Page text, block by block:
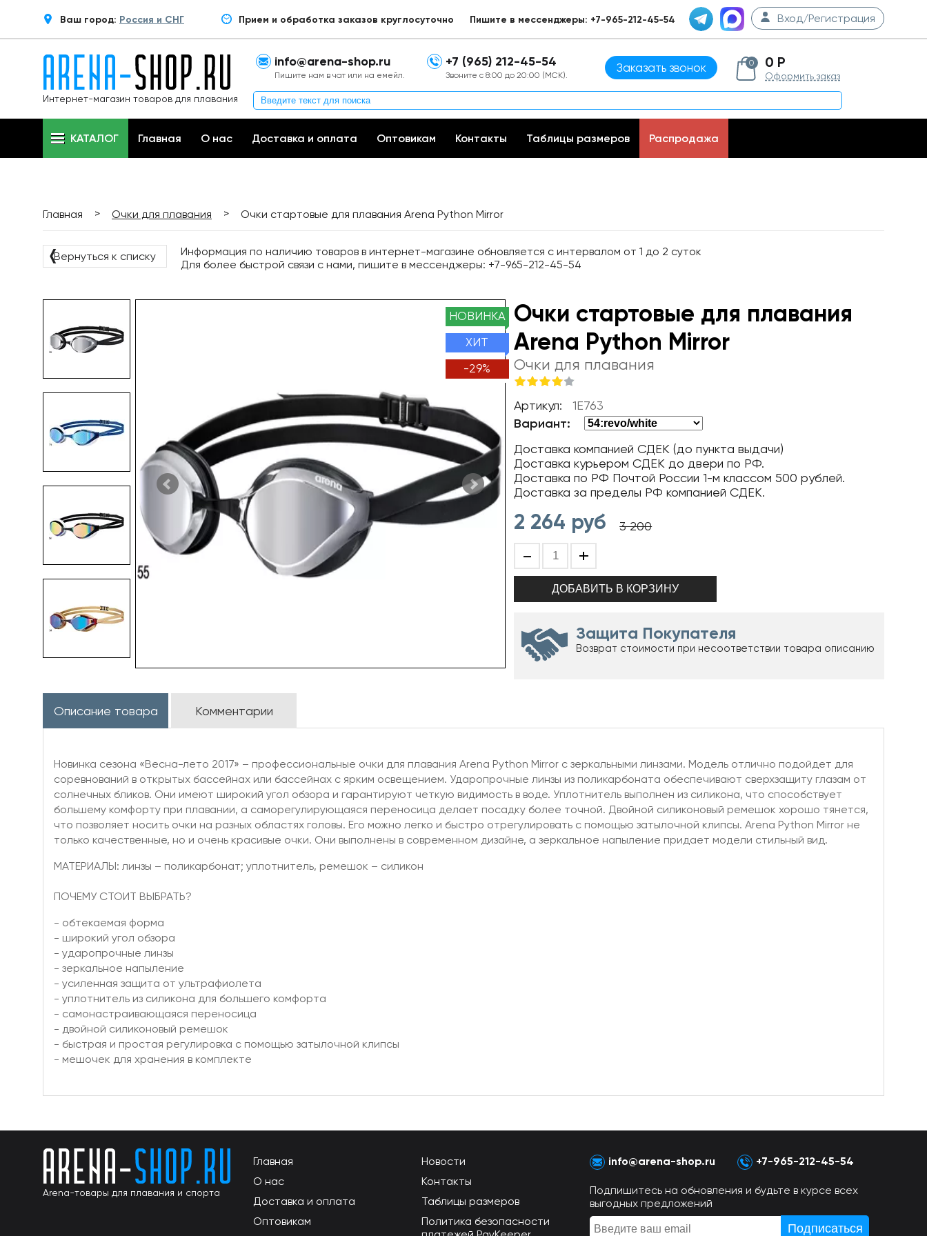
Ваш город: Россия и СНГ Прием и обработка заказов круглосуточно Пишите в мессенджеры: +7-965-212-45-54 Вход/Регистрация
Интернет-магазин товаров для плавания
info@arena-shop.ru
Пишите нам в чат или на емейл.
+7 (965) 212-45-54
Звоните с 8:00 до 20:00 (МСК).
Заказать звонок 0 0 Р
Оформить заказ
КАТАЛОГ Главная О нас Доставка и оплата Оптовикам Контакты Таблицы размеров Распродажа
Главная > Очки для плавания > Очки стартовые для плавания Arena Python Mirror
❬Вернуться к списку
Информация по наличию товаров в интернет-магазине обновляется с интервалом от 1 до 2 суток
Для более быстрой связи с нами, пишите в мессенджеры: +7-965-212-45-54
НОВИНКА
ХИТ
-29%
Очки стартовые для плавания
Arena Python Mirror
Очки для плавания
Артикул: 1E763
Вариант:
Доставка компанией СДЕК (до пункта выдачи)
Доставка курьером СДЕК до двери по РФ.
Доставка по РФ Почтой России 1-м классом 500 рублей.
Доставка за пределы РФ компанией СДЕК.
2 264 руб 3 200
- +
Защита Покупателя
Возврат стоимости при несоответствии товара описанию
Описание товара Комментарии
Новинка сезона «Весна-лето 2017» – профессиональные очки для плавания Arena Python Mirror с зеркальными линзами. Модель отлично подойдет для
соревнований в открытых бассейнах или бассейнах с ярким освещением. Ударопрочные линзы из поликарбоната обеспечивают сверхзащиту глазам от
солнечных бликов. Они имеют широкий угол обзора и гарантируют четкую видимость в воде. Уплотнитель выполнен из силикона, что способствует
большему комфорту при плавании, а саморегулирующаяся переносица делает посадку более точной. Двойной силиконовый ремешок хорошо тянется,
что позволяет носить очки на разных областях головы. Его можно легко и быстро отрегулировать с помощью затылочной клипсы. Arena Python Mirror не
только качественные, но и очень красивые очки. Они выполнены в современном дизайне, а зеркальное напыление придает модели стильный вид.
МАТЕРИАЛЫ: линзы – поликарбонат; уплотнитель, ремешок – силикон
ПОЧЕМУ СТОИТ ВЫБРАТЬ?
- обтекаемая форма
- широкий угол обзора
- ударопрочные линзы
- зеркальное напыление
- усиленная защита от ультрафиолета
- уплотнитель из силикона для большего комфорта
- самонастраивающаяся переносица
- двойной силиконовый ремешок
- быстрая и простая регулировка с помощью затылочной клипсы
- мешочек для хранения в комплекте
Arena-товары для плавания и спорта
Главная
О нас
Доставка и оплата
Оптовикам
Новости
Контакты
Таблицы размеров
Политика безопасности
info@arena-shop.ru +7-965-212-45-54
Подпишитесь на обновления и будьте в курсе всех
выгодных предложений